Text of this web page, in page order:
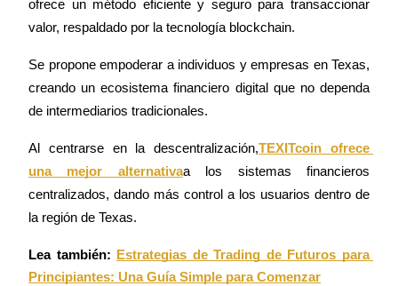
Información
Análisis de big data que incluye información comercial, etc.
ofrece un método eficiente y seguro para transaccionar
valor, respaldado por la tecnología blockchain.
Se propone empoderar a individuos y empresas en Texas,
creando un ecosistema financiero digital que no dependa
de intermediarios tradicionales.
Al centrarse en la descentralización,TEXITcoin ofrece
una mejor alternativaa los sistemas financieros
centralizados, dando más control a los usuarios dentro de
la región de Texas.
Lea también:
Estrategias de Trading de Futuros para
Principiantes: Una Guía Simple para Comenzar